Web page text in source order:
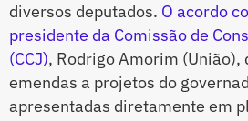
diversos deputados. O acordo
presidente da Comissão de
(CCJ), Rodrigo Amorim (União),
emendas a projetos do
apresentadas diretamente em